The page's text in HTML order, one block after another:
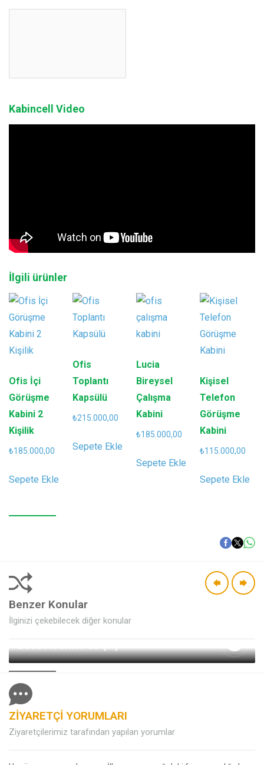
Kabincell Video
İlgili ürünler
Ofis İçi
Görüşme
Kabini 2
Kişilik
₺185.000,00
Sepete Ekle
Ofis
Toplantı
Kapsülü
₺215.000,00
Sepete Ekle
Lucia
Bireysel
Çalışma
Kabini
₺185.000,00
Sepete Ekle
Kişisel
Telefon
Görüşme
Kabini
₺115.000,00
Sepete Ekle
Benzer Konular
İlginizi çekebilecek diğer konular
ZİYARETÇİ YORUMLARI
Ziyaretçilerimiz tarafından yapılan yorumlar
Müşteri Temsilcisi (Halil
Kaygusuz)